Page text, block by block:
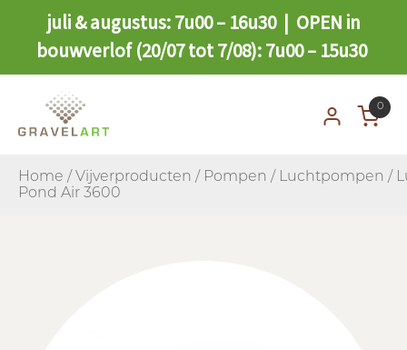
juli & augustus: 7u00 – 16u30 | OPEN in
bouwverlof (20/07 tot 7/08): 7u00 – 15u30
0
Home / Vijverproducten / Pompen / Luchtpompen /
Pond Air 3600